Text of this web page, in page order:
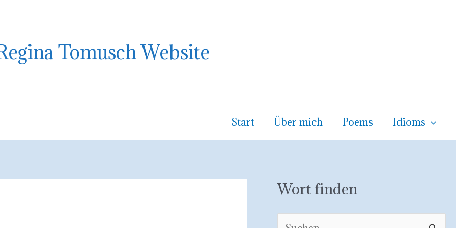
Tomusch Website
Start Über mich Poems Idioms
Wort finden